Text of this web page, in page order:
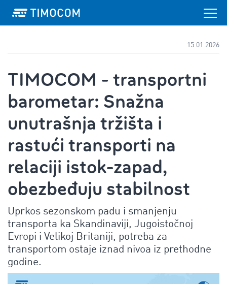
15.01.2026
TIMOCOM - transportni
barometar: Snažna
unutrašnja tržišta i
rastući transporti na
relaciji istok-zapad,
obezbeđuju stabilnost
Uprkos sezonskom padu i smanjenju
transporta ka Skandinaviji, Jugoistočnoj
Evropi i Velikoj Britaniji, potreba za
transportom ostaje iznad nivoa iz prethodne
godine.